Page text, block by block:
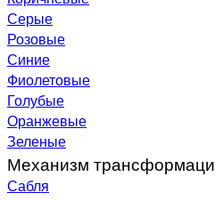
Серые
Розовые
Синие
Фиолетовые
Голубые
Оранжевые
Зеленые
Механизм
Сабля